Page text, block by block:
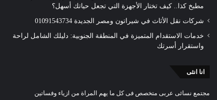
مطبخ كذا.. كيف تختار الأجهزة التي تجعل حياتك أسهل؟
شركات نقل الأثاث في شيراتون ومصر الجديدة 01091543734
خدمات الاستقدام المتميزة في المنطقة الجنوبية: دليلك الشامل لراحة
واستقرار أسرتك
انا انثى
مجتمع نسائى عربى متخصص فى كل ما يهم المراة من ازياء وفساتين